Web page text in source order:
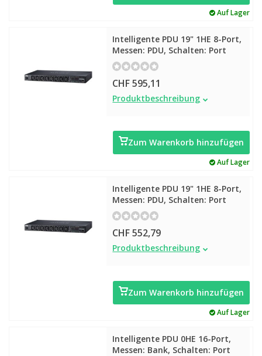
Auf Lager
Intelligente PDU 19" 1HE 8-Port,
Messen: PDU, Schalten: Port
CHF 595,11
Intelligente PDU 19" 1HE 8-Port,
Messen: PDU, Schalten: Port
Produktbeschreibung
Zum Warenkorb hinzufügen
Auf Lager
Intelligente PDU 19" 1HE 8-Port,
Messen: PDU, Schalten: Port
CHF 552,79
Intelligente PDU 19" 1HE 8-Port,
Produktbeschreibung
Zum Warenkorb hinzufügen
Auf Lager
Intelligente PDU 0HE 16-Port,
Messen: Bank, Schalten: Port